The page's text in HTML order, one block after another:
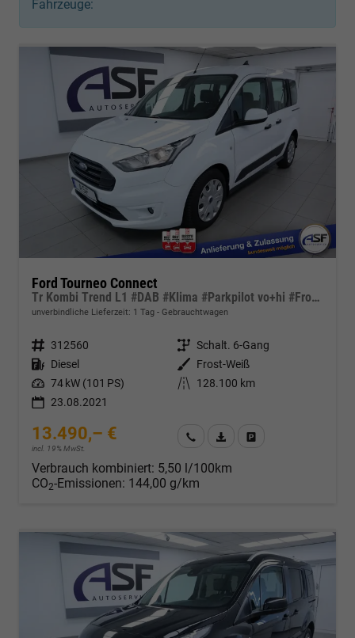
Fahrzeuge:
Ford Tourneo Connect
Tr Kombi Trend L1 #DAB #Klima #Parkpilot vo+hi #Frontscheibe heizbar
unverbindliche Lieferzeit: 1 Tag Gebrauchtwagen
Fahrzeugnr. 312560 Getriebe Schalt. 6-Gang
Kraftstoff Diesel Außenfarbe
Frost-Weiß
Leistung 74 kW (101 PS) Kilometerstand
128.100 km
23.08.2021
13.490,– €
incl. 19% MwSt.
Wir rufen Sie anFahrzeugexposé (PDF)
Verbrauch kombiniert: 5,50 l/100km
CO2-Emissionen: 144,00 g/km